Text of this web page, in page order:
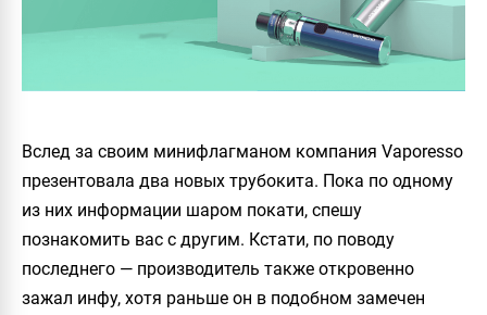
Вслед за своим минифлагманом компания Vaporesso
презентовала два новых трубокита. Пока по одному
из них информации шаром покати, спешу
познакомить вас с другим. Кстати, по поводу
последнего — производитель также откровенно
зажал инфу, хотя раньше он в подобном замечен